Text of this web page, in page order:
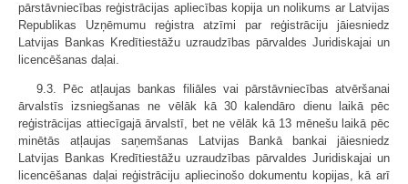
pārstāvniecības reģistrācijas apliecības kopija un nolikums ar Latvijas
Republikas Uzņēmumu reģistra atzīmi par reģistrāciju jāiesniedz
Latvijas Bankas Kredītiestāžu uzraudzības pārvaldes Juridiskajai un
licencēšanas daļai.
9.3. Pēc atļaujas bankas filiāles vai pārstāvniecības atvēršanai
ārvalstīs izsniegšanas ne vēlāk kā 30 kalendāro dienu laikā pēc
reģistrācijas attiecīgajā ārvalstī, bet ne vēlāk kā 13 mēnešu laikā pēc
minētās atļaujas saņemšanas Latvijas Bankā bankai jāiesniedz
Latvijas Bankas Kredītiestāžu uzraudzības pārvaldes Juridiskajai un
licencēšanas daļai reģistrāciju apliecinošo dokumentu kopijas, kā arī